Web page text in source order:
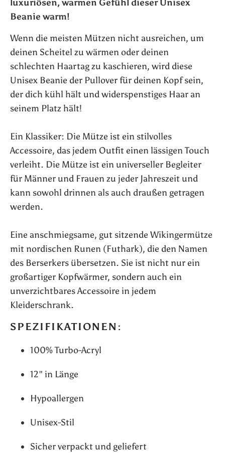
luxuriösen, warmen Gefühl dieser Unisex
Beanie warm!
Wenn die meisten Mützen nicht ausreichen, um
deinen Scheitel zu wärmen oder deinen
schlechten Haartag zu kaschieren, wird diese
Unisex Beanie der Pullover für deinen Kopf sein,
der dich kühl hält und widerspenstiges Haar an
seinem Platz hält!
Ein Klassiker: Die Mütze ist ein stilvolles
Accessoire, das jedem Outfit einen lässigen Touch
verleiht. Die Mütze ist ein universeller Begleiter
für Männer und Frauen zu jeder Jahreszeit und
kann sowohl drinnen als auch draußen getragen
werden.
Eine anschmiegsame, gut sitzende Wikingermütze
mit nordischen Runen (Futhark), die den Namen
des Berserkers übersetzen. Sie ist nicht nur ein
großartiger Kopfwärmer, sondern auch ein
unverzichtbares Accessoire in jedem
Kleiderschrank.
SPEZIFIKATIONEN:
100% Turbo-Acryl
12" in Länge
Hypoallergen
Unisex-Stil
Sicher verpackt und geliefert